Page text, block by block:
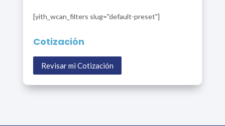
[yith_wcan_filters slug="default-preset"]
Cotización
Revisar mi Cotización